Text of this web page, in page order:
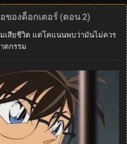
ของด็อกเตอร์ (ตอน 2)
เสียชีวิต แต่โคแนนพบว่ามันไม่ควร
ตกรรม